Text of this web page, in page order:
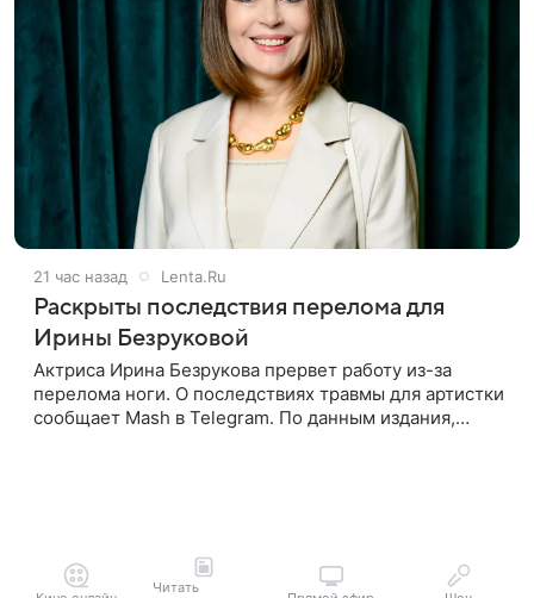
21 час назад Lenta.Ru
Раскрыты последствия перелома для
Ирины Безруковой
Актриса Ирина Безрукова прервет работу из-за
перелома ноги. О последствиях травмы для артистки
сообщает Mash в Telegram. По данным издания,
Читать